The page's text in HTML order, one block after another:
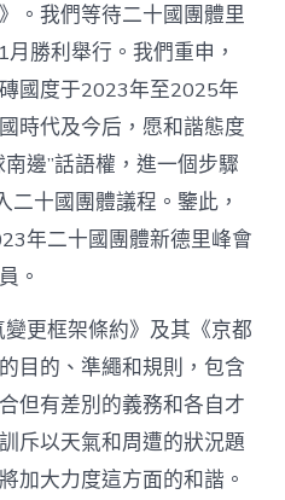
。我們等待二十國團體里
勝利舉行。我們重申，
國度于2023年至2025年
時代及今后，愿和諧態度
邊”話語權，進一個步驟
二十國團體議程。鑒此，
年二十國團體新德里峰會
。
更框架條約》及其《京都
目的、準繩和規則，包含
但有差別的義務和各自才
斥以天氣和周遭的狀況題
加大力度這方面的和諧。